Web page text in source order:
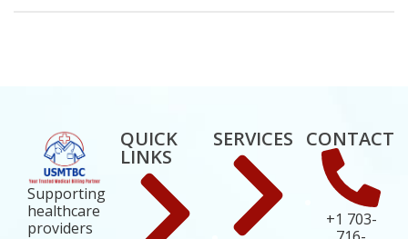
Supporting
healthcare
providers
QUICK
LINKS
SERVICES CONTACT
+1 703-